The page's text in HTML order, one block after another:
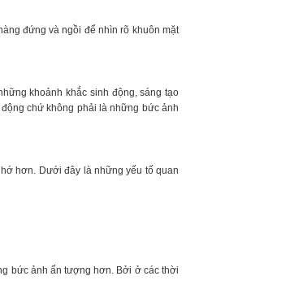
đứng và ngồi để nhìn rõ khuôn mặt
khoảnh khắc sinh động, sáng tạo
chứ không phải là những bức ảnh
hơn. Dưới đây là những yếu tố quan
bức ảnh ấn tượng hơn. Bởi ở các thời